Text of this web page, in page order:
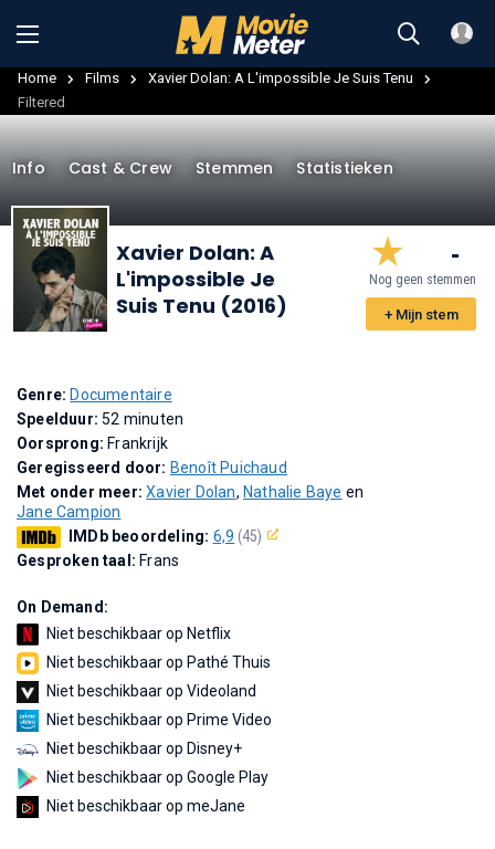
Home Films
Xavier Dolan: A L'impossible Je Suis Tenu
Filtered
Info Cast & Crew Stemmen Statistieken
Xavier Dolan: A
L'impossible Je
Suis Tenu (2016)
-
Nog geen stemmen
+ Mijn stem
Genre: Documentaire
Speelduur:52 minuten
Oorsprong: Frankrijk
Geregisseerd door: Benoît Puichaud
Met onder meer:Xavier Dolan, Nathalie Baye en
Jane Campion
IMDb beoordeling: 6,9 (45)
Gesproken taal: Frans
On Demand:
Niet beschikbaar op Netflix
Niet beschikbaar op Pathé Thuis
Niet beschikbaar op Videoland
Niet beschikbaar op Prime Video
Niet beschikbaar op Disney+
Niet beschikbaar op Google Play
Niet beschikbaar op meJane